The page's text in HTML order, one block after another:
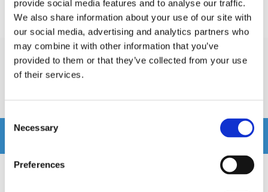
provide social media features and to analyse our traffic.
We also share information about your use of our site with
our social media, advertising and analytics partners who
may combine it with other information that you’ve
provided to them or that they’ve collected from your use
of their services.
Consent
Selection
Necessary
Preferences
Prishistorik
Lägsta pris de senaste 30 dagarna är 4495 kr
Recensioner
Relaterade produkter